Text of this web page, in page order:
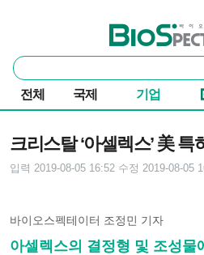
바이오스펙테이터
통
합
검
색
전체 국제 기업
크리스탈 ‘아셀렉스’ 美 특
입력 2019-08-05 16:52 수정 2019-08-05
바이오스펙테이터 조정민 기자
아셀렉스의 결정형 및 조성물